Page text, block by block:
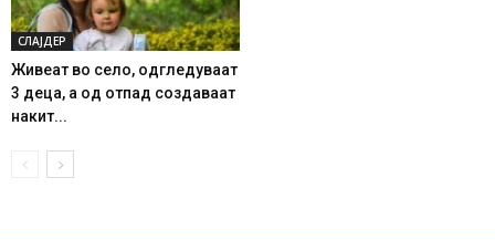
СЛАЈДЕР
Живеат во село, одгледуваат
3 деца, а од отпад создаваат
накит...